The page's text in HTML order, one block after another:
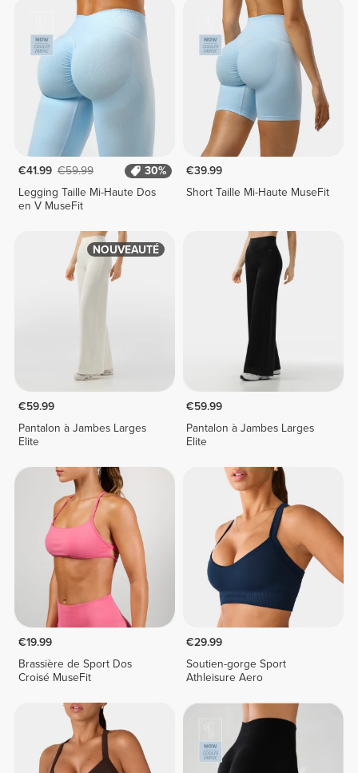
€41.99 €59.99
30%
Legging Taille Mi-Haute Dos
en V MuseFit
€39.99
Short Taille Mi-Haute MuseFit
NOUVEAUTÉ
€59.99
Pantalon à Jambes Larges
Elite
€59.99
Pantalon à Jambes Larges
Elite
€19.99
Brassière de Sport Dos
Croisé MuseFit
€29.99
Soutien-gorge Sport
Athleisure Aero